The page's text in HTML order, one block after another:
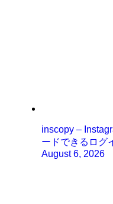
inscopy –
ードできるログ
August 6, 2026